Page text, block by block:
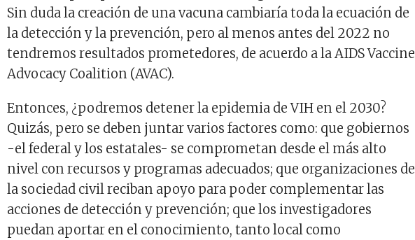
Sin duda la creación de una vacuna cambiaría toda la ecuación de
la detección y la prevención, pero al menos antes del 2022 no
tendremos resultados prometedores, de acuerdo a la AIDS Vaccine
Advocacy Coalition (AVAC).
Entonces, ¿podremos detener la epidemia de VIH en el 2030?
Quizás, pero se deben juntar varios factores como: que gobiernos
-el federal y los estatales- se comprometan desde el más alto
nivel con recursos y programas adecuados; que organizaciones de
la sociedad civil reciban apoyo para poder complementar las
acciones de detección y prevención; que los investigadores
puedan aportar en el conocimiento, tanto local como